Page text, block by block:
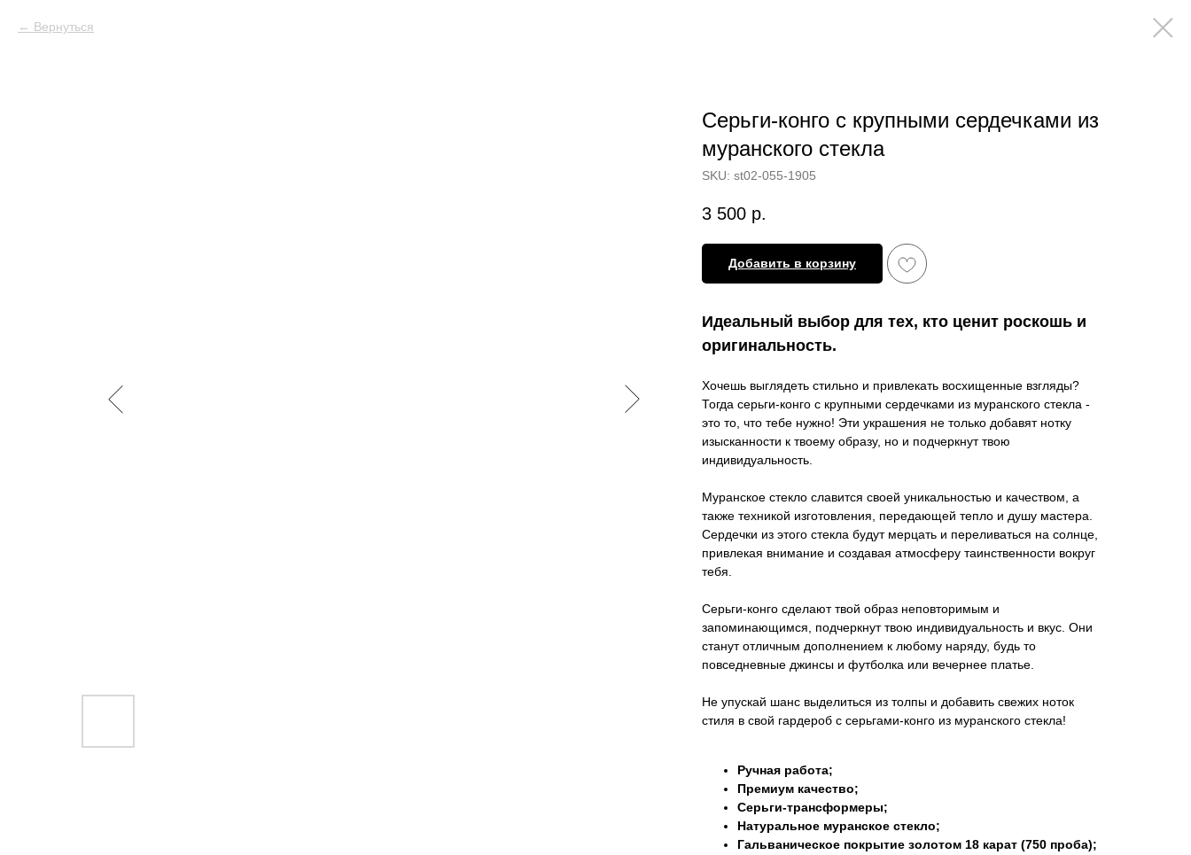
Вернуться
Серьги-конго с крупными сердечками из
муранского стекла
SKU: st02-055-1905
3 500 р.
Добавить в корзину
Идеальный выбор для тех, кто ценит роскошь и
оригинальность.
Хочешь выглядеть стильно и привлекать восхищенные взгляды?
Тогда серьги-конго с крупными сердечками из муранского стекла -
это то, что тебе нужно! Эти украшения не только добавят нотку
изысканности к твоему образу, но и подчеркнут твою
индивидуальность.
Муранское стекло славится своей уникальностью и качеством, а
также техникой изготовления, передающей тепло и душу мастера.
Сердечки из этого стекла будут мерцать и переливаться на солнце,
привлекая внимание и создавая атмосферу таинственности вокруг
тебя.
Серьги-конго сделают твой образ неповторимым и
запоминающимся, подчеркнут твою индивидуальность и вкус. Они
станут отличным дополнением к любому наряду, будь то
повседневные джинсы и футболка или вечернее платье.
Не упускай шанс выделиться из толпы и добавить свежих ноток
стиля в свой гардероб с серьгами-конго из муранского стекла!
Ручная работа;
Премиум качество;
Серьги-трансформеры;
Натуральное муранское стекло;
Гальваническое покрытие золотом 18 карат (750 проба);